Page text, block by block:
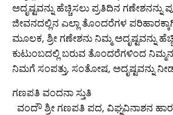
ಅದೃಷ್ಟವನ್ನು ಹೆಚ್ಚಿಸಲು ಪ್ರತಿದಿನ ಗಣೇಶನನ್ನು
ಜೀವನದಲ್ಲಿನ ಎಲ್ಲಾ ತೊಂದರೆಗಳ
ಮೂಲಕ, ಶ್ರೀ ಗಣೇಶನು ನಿಮ್ಮ ಅದೃಷ್ಟವನ್ನು
ಕುಟುಂಬದಲ್ಲಿ ಬರುವ ತೊಂದರೆಗಳಿಂದ
ನಿಮಗೆ ಸಂಪತ್ತು, ಸಂತೋಷ, ಅದೃಷ್ಟವನ್ನು
ಗಣಪತಿ ವಂದನಾ ಸ್ತುತಿ ‌‌
ವಂದೌ ಶ್ರೀ ಗಣಪತಿ ಪದ, ವಿಘ್ನವಿನಾಶನ